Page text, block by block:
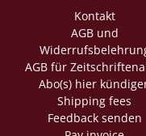
Kontakt
AGB und
AGB für
Abo(s) hier
Shipping fees
Feedback senden